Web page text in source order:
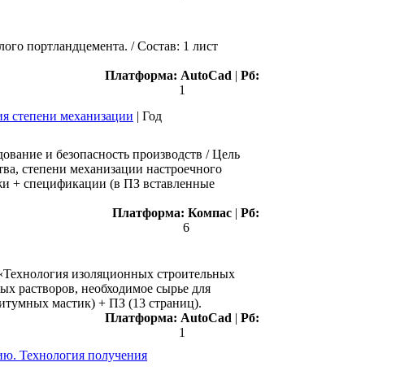
портландцемента. / Состав: 1 лист
Платформа: AutoCad | Рб:
1
степени механизации | Год
и безопасность производств / Цель
степени механизации настроечного
+ спецификации (в ПЗ вставленные
Платформа: Компас | Рб:
6
изоляционных строительных
растворов, необходимое сырье для
мастик) + ПЗ (13 страниц).
Платформа: AutoCad | Рб:
1
Технология получения